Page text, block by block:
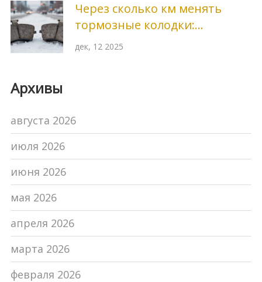
Через сколько км менять
тормозные колодки:
реальные цифры и признаки
дек, 12 2025
Архивы
августа 2026
июля 2026
июня 2026
мая 2026
апреля 2026
марта 2026
февраля 2026